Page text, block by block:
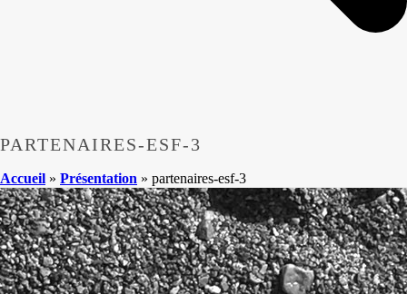
PARTENAIRES-ESF-3
Accueil » Présentation » partenaires-esf-3